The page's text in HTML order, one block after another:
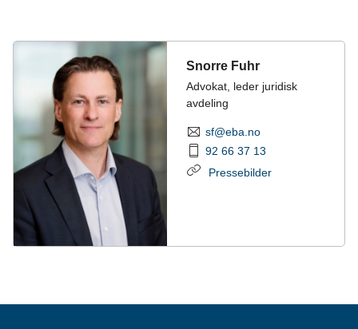
Snorre Fuhr
Advokat, leder juridisk
avdeling
sf@eba.no
92 66 37 13
Pressebilder